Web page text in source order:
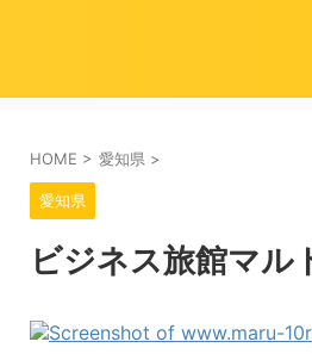
HOME > 愛知県 >
愛知県
ビジネス旅館マル